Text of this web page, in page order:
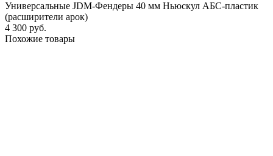
Универсальные JDM-Фендеры 40 мм Ньюскул АБС-пластик
(расширители арок)
4 300 руб.
Похожие товары